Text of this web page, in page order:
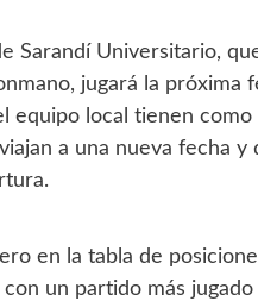
Sarandí Universitario,
jugará la próxima
equipo local tienen
a una nueva fecha
en la tabla de
un partido más